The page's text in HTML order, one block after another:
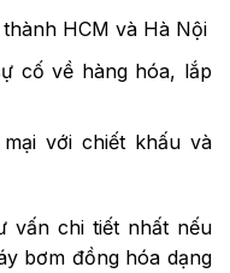
HCM và Hà Nội
cố về hàng hóa, lắp
với chiết khấu và
vấn chi tiết nhất nếu
bơm đồng hóa dạng